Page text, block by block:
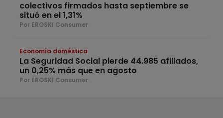
colectivos firmados hasta septiembre se
situó en el 1,31%
Por EROSKI Consumer
Economía doméstica
La Seguridad Social pierde 44.985 afiliados,
un 0,25% más que en agosto
Por EROSKI Consumer